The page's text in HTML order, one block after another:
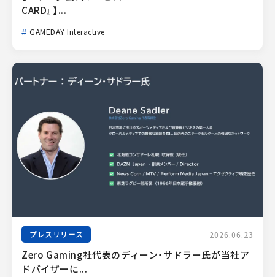
CARD』】...
GAMEDAY Interactive
プレスリリース 2026.06.23
Zero Gaming社代表のディーン・サドラー氏が当社ア
ドバイザーに...